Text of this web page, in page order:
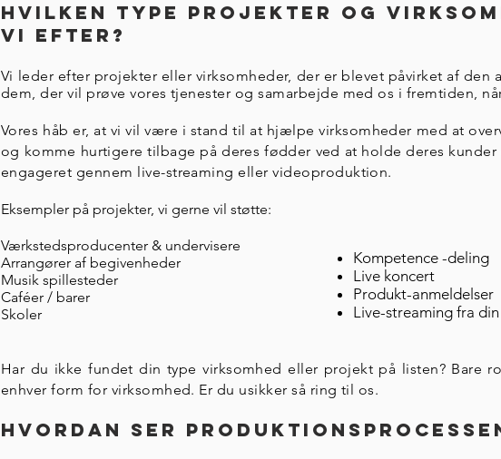
Hvilken type projekter og
vi efter?
Vi leder efter projekter eller virksomheder, der er blevet påvirket af den
dem, der vil prøve vores tjenester og samarbejde med os i fremtiden,
Vores håb er, at vi vil være i stand til at hjælpe virksomheder med at
og komme hurtigere tilbage på deres fødder ved at holde deres
engageret gennem live-streaming eller videoproduktion.
Eksempler på projekter, vi gerne vil støtte:
Værkstedsproducenter & undervisere
Arrangører af begivenheder
Musik spillesteder
Caféer / barer
Skoler
Har du ikke fundet din type virksomhed eller projekt på listen? Bare
enhver form for virksomhed. Er du usikker så ring til os.
Hvordan ser
Kompetence -deling
Live koncert
Produkt-anmeldelser
Live-streaming fra